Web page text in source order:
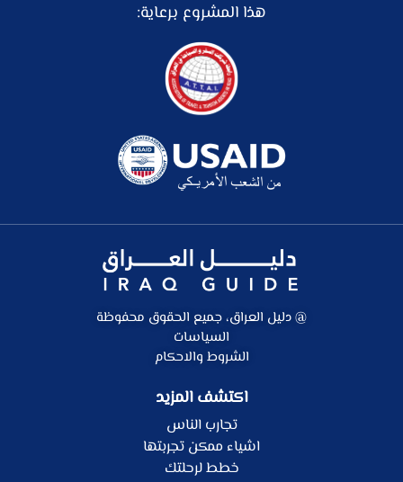
هذا المشروع برعاية:
@ دليل العراق، جميع الحقوق محفوظة
السياسات
الشروط والاحكام
اكتشف المزيد
تجارب الناس
اشياء ممكن تجربتها
خطط لرحلتك